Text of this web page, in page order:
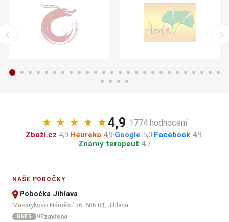
★ ★ ★ ★ ★4,9· 1774 hodnocení
Zboží.cz 4,9·Heureka 4,9·Google 5,0·Facebook 4,9·
Známý terapeut 4,7
NAŠE POBOČKY
Pobočka Jihlava
Masarykovo Náměstí 36, 586 01, Jihlava
DNES NEzavřeno